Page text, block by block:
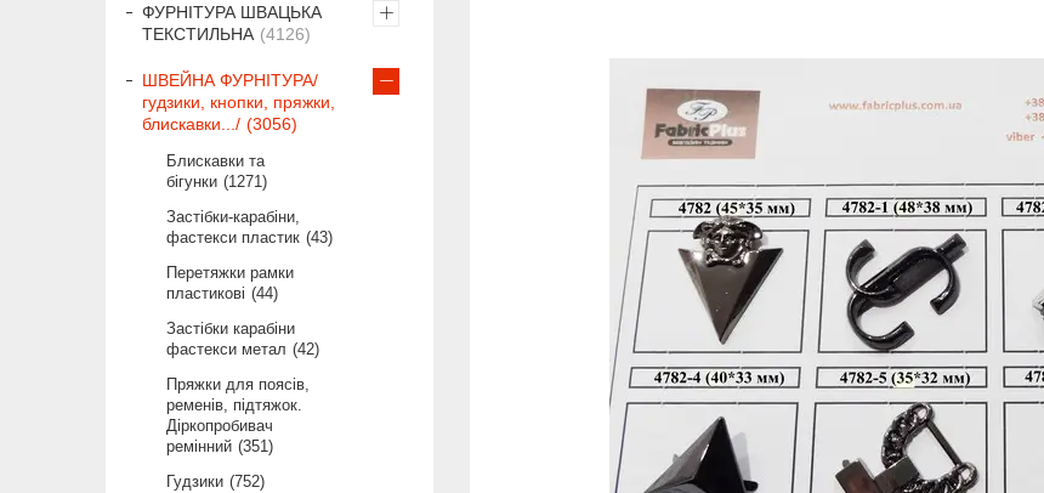
ФУРНІТУРА ШВАЦЬКА
ТЕКСТИЛЬНА
4126
ШВЕЙНА ФУРНІТУРА/
гудзики, кнопки, пряжки,
блискавки.../
3056
Блискавки та
бігунки
1271
Застібки-карабіни,
фастекси пластик 43
Перетяжки рамки
пластикові
44
Застібки карабіни
фастекси метал
42
Пряжки для поясів,
ременів, підтяжок.
Діркопробивач
ремінний 351
Гудзики 752